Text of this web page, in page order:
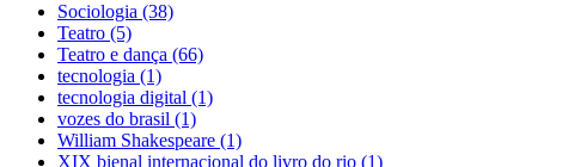
Sociologia (38)
Teatro (5)
Teatro e dança (66)
tecnologia (1)
tecnologia digital (1)
vozes do brasil (1)
William Shakespeare (1)
XIX bienal internacional do livro do rio (1)